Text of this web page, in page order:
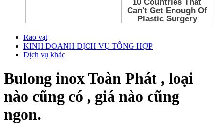
Rao vặt
KINH DOANH DỊCH VỤ TỔNG HỢP
Dịch vụ khác
Bulong inox Toàn Phát , loại
nào cũng có , giá nào cũng
ngon.